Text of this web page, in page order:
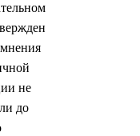
не
до